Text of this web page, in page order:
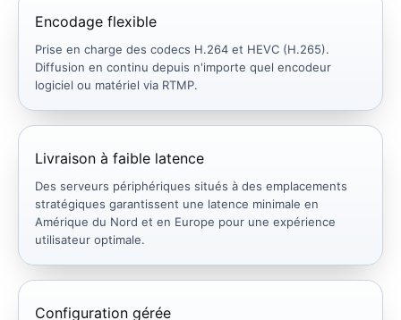
Encodage flexible
Prise en charge des codecs H.264 et HEVC (H.265).
Diffusion en continu depuis n'importe quel encodeur
logiciel ou matériel via RTMP.
Livraison à faible latence
Des serveurs périphériques situés à des emplacements
stratégiques garantissent une latence minimale en
Amérique du Nord et en Europe pour une expérience
utilisateur optimale.
Configuration gérée